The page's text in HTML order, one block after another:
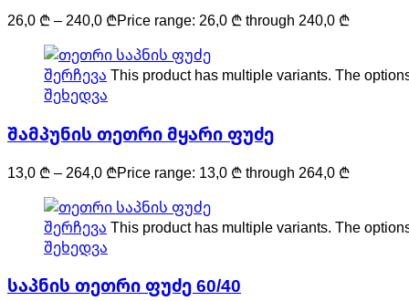
26,0 ₾–240,0 ₾Price range: 26,0 ₾ through 240,0 ₾
შერჩევა This product has multiple variants. The
შეხედვა
შამპუნის თეთრი მყარი ფუძე
13,0 ₾–264,0 ₾Price range: 13,0 ₾ through 264,0 ₾
შერჩევა This product has multiple variants. The
შეხედვა
საპნის თეთრი ფუძე 60/40